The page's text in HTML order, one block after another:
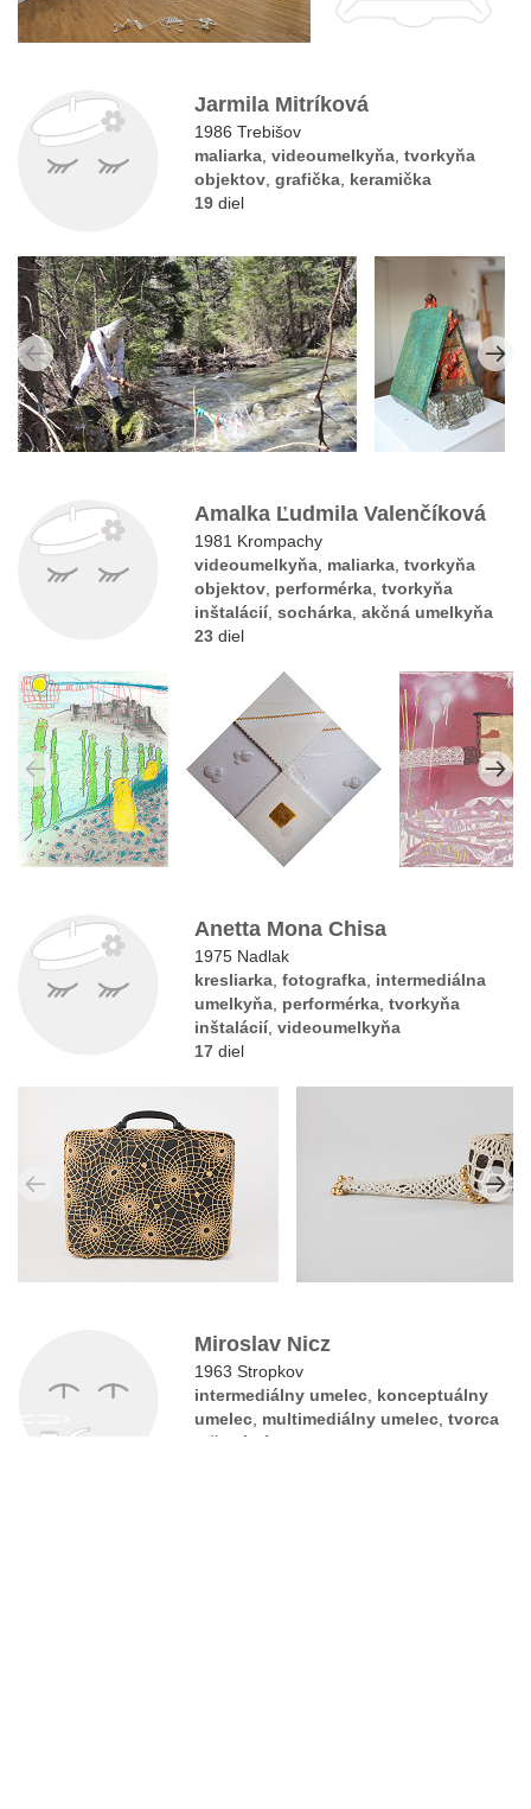
Jarmila Mitríková
1986 Trebišov
maliarka,videoumelkyňa,tvorkyňa
objektov,grafička, keramička
19 diel
Amalka Ľudmila Valenčíková
1981 Krompachy
videoumelkyňa maliarka ,tvorkyňa
objektov performérka ,tvorkyňa
inštalácií,sochárka ,akčná umelkyňa
23 diel
Anetta Mona Chisa
1975 Nadlak
kresliarka ,fotografka intermediálna
umelkyňa performérka ,tvorkyňa
inštalácií,videoumelkyňa
17 diel
Miroslav Nicz
1963 Stropkov
intermediálny umelec konceptuálny
umelec multimediálny umelec ,tvorca
inštalácií,